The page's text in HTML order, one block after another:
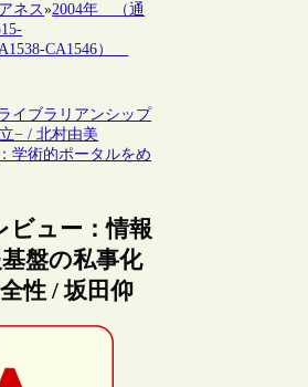
ネス»2004年 （通
CA1546）
イブラリアンシップ
− / 北村由美
学術的ポータルをめ
ビュー：情報
盤の私事化
性 / 坂田仰